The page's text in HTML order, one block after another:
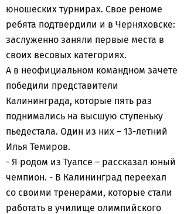
юношеских турнирах. Свое реноме
ребята подтвердили и в Черняховске:
заслуженно заняли первые места в
своих весовых категориях.
А в неофициальном командном зачете
победили представители
Калининграда, которые пять раз
поднимались на высшую ступеньку
пьедестала. Один из них – 13-летний
Илья Темиров.
- Я родом из Туапсе – рассказал юный
чемпион. - В Калининград переехал
со своими тренерами, которые стали
работать в училище олимпийского